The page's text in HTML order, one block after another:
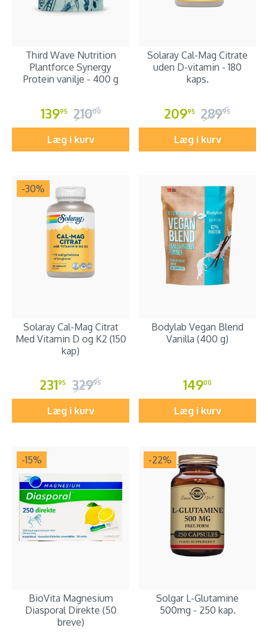
Third Wave Nutrition
Plantforce Synergy
Protein vanilje - 400 g
13995 21000
Læg i kurv
Solaray Cal-Mag Citrate
uden D-vitamin - 180
kaps.
20995 28995
Læg i kurv
-30%
Solaray Cal-Mag Citrat
Med Vitamin D og K2 (150
kap)
23195 32995
Læg i kurv
Bodylab Vegan Blend
Vanilla (400 g)
14900
Læg i kurv
-15%
BioVita Magnesium
Diasporal Direkte (50
breve)
-22%
Solgar L-Glutamine
500mg - 250 kap.